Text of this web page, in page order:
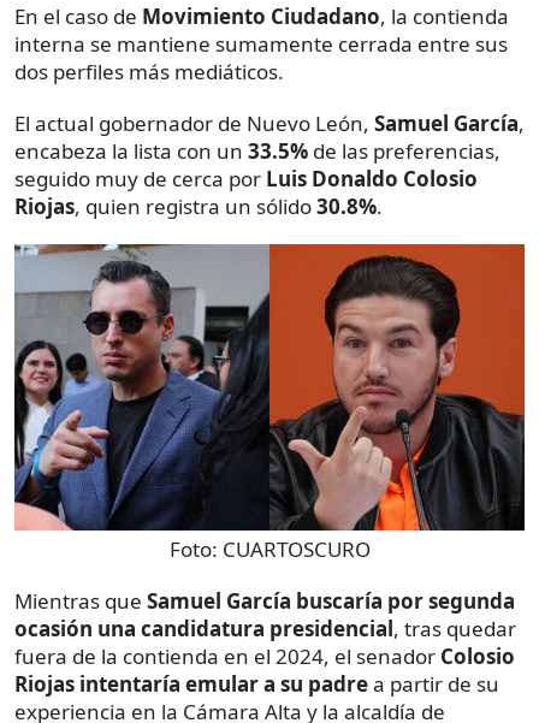
En el caso de Movimiento Ciudadano, la contienda
interna se mantiene sumamente cerrada entre sus
dos perfiles más mediáticos.
El actual gobernador de Nuevo León, Samuel García,
encabeza la lista con un 33.5% de las preferencias,
seguido muy de cerca por Luis Donaldo Colosio
Riojas, quien registra un sólido30.8%.
Foto: CUARTOSCURO
Mientras que Samuel García buscaría por segunda
ocasión una candidatura presidencial, tras quedar
fuera de la contienda en el 2024, el senador Colosio
Riojas intentaría emular a su padrea partir de su
experiencia en la Cámara Alta y la alcaldía de